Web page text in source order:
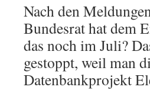
Nach den
Bundesrat hat dem
das noch im Juli?
gestoppt, weil man
Datenbankprojekt